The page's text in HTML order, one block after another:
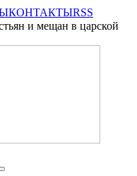
КОНТАКТЫRSS
и мещан в царской